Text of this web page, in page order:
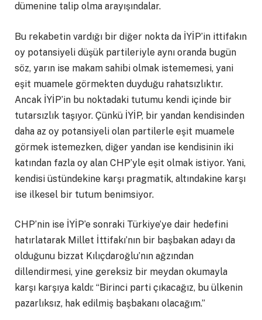
dümenine talip olma arayışındalar.
Bu rekabetin vardığı bir diğer nokta da İYİP’in ittifakın
oy potansiyeli düşük partileriyle aynı oranda bugün
söz, yarın ise makam sahibi olmak istememesi, yani
eşit muamele görmekten duyduğu rahatsızlıktır.
Ancak İYİP’in bu noktadaki tutumu kendi içinde bir
tutarsızlık taşıyor. Çünkü İYİP, bir yandan kendisinden
daha az oy potansiyeli olan partilerle eşit muamele
görmek istemezken, diğer yandan ise kendisinin iki
katından fazla oy alan CHP’yle eşit olmak istiyor. Yani,
kendisi üstündekine karşı pragmatik, altındakine karşı
ise ilkesel bir tutum benimsiyor.
CHP’nin ise İYİP’e sonraki Türkiye’ye dair hedefini
hatırlatarak Millet İttifakı’nın bir başbakan adayı da
olduğunu bizzat Kılıçdaroğlu’nın ağzından
dillendirmesi, yine gereksiz bir meydan okumayla
karşı karşıya kaldı: “Birinci parti çıkacağız, bu ülkenin
pazarlıksız, hak edilmiş başbakanı olacağım.”